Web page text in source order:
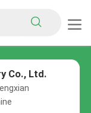
Co., Ltd.